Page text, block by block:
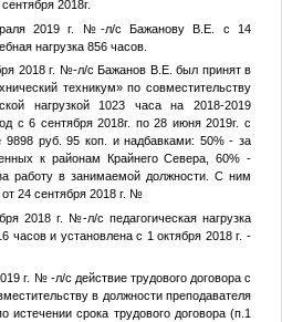
2018г.
2019 г.
№ -л/с Бажанову В.Е. с 14
нагрузка 856 часов.
2018 г. №-л/с Бажанов В.Е. был принят в
техникум» по совместительству
нагрузкой 1023 часа на 2018-2019
с 6 сентября 2018г. по 28 июня 2019г. с
9898 руб. 95 коп. и надбавками: 50% - за
к районам Крайнего Севера, 60% -
работу в занимаемой должности. С ним
24 сентября 2018 г. №
2018 г.
№-л/с педагогическая нагрузка
и установлена с 1 октября 2018 г. -
г. № -л/с действие трудового договора с
в должности преподавателя
срока трудового договора (п.1